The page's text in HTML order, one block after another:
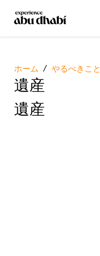
ホーム / やるべきこと
遺産
遺産